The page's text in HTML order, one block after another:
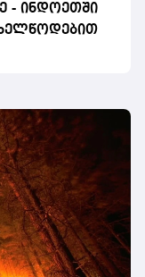
- ინდოეთში